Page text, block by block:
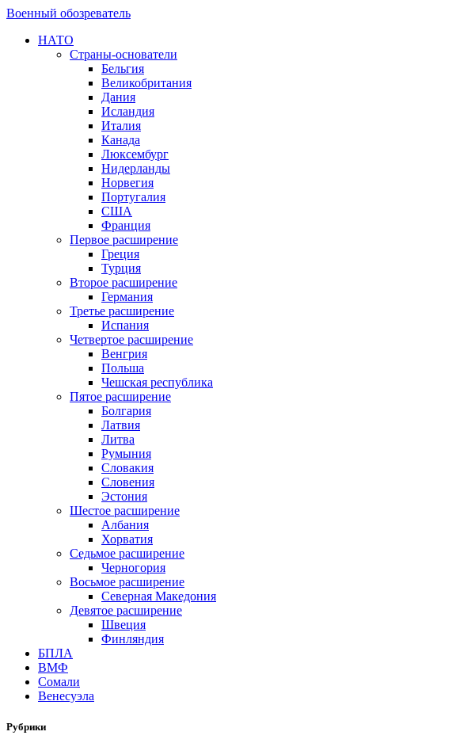
Военный обозреватель
НАТО
Страны-основатели
Бельгия
Великобритания
Дания
Исландия
Италия
Канада
Люксембург
Нидерланды
Норвегия
Португалия
США
Франция
Первое расширение
Греция
Турция
Второе расширение
Германия
Третье расширение
Испания
Четвертое расширение
Венгрия
Польша
Чешская республика
Пятое расширение
Болгария
Латвия
Литва
Румыния
Словакия
Словения
Эстония
Шестое расширение
Албания
Хорватия
Седьмое расширение
Черногория
Восьмое расширение
Северная Македония
Девятое расширение
Швеция
Финляндия
БПЛА
ВМФ
Сомали
Венесуэла
Рубрики